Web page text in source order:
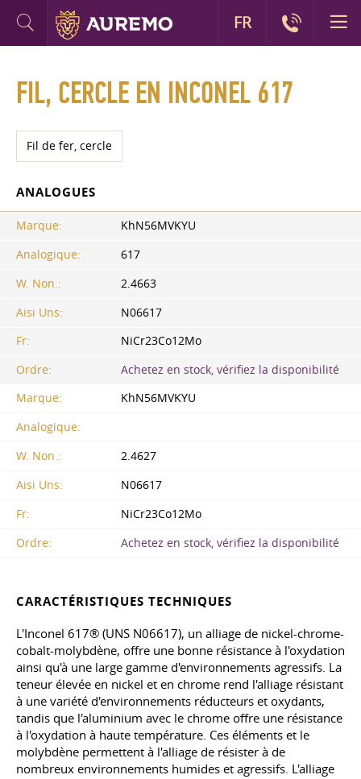
FIL, CERCLE EN INCONEL 617
Fil de fer, cercle
ANALOGUES
Marque:
KhN56MVKYU
Analogique:
617
W. Non.:
2.4663
Aisi Uns:
N06617
Fr:
NiCr23Co12Mo
Ordre:
Achetez en stock, vérifiez la disponibilité
Marque:
KhN56MVKYU
Analogique:
W. Non.:
2.4627
Aisi Uns:
N06617
Fr:
NiCr23Co12Mo
Ordre:
Achetez en stock, vérifiez la disponibilité
CARACTÉRISTIQUES TECHNIQUES
L'Inconel 617® (UNS N06617), un alliage de nickel-chrome-
cobalt-molybdène, offre une bonne résistance à l'oxydation
ainsi qu'à une large gamme d'environnements agressifs. La
teneur élevée en nickel et en chrome rend l'alliage résistant
à une variété d'environnements réducteurs et oxydants,
tandis que l'aluminium avec le chrome offre une résistance
à l'oxydation à haute température. Ces éléments et le
molybdène permettent à l'alliage de résister à de
nombreux environnements humides et agressifs. L'alliage
FR